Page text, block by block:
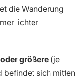
die Wanderung
lichter
größere (je
befindet sich mitten